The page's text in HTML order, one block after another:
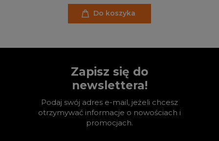
Do koszyka
Zapisz się do
newslettera!
Podaj swój adres e-mail, jeżeli chcesz
otrzymywać informacje o nowościach i
promocjach.